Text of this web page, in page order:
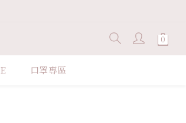
口罩專區